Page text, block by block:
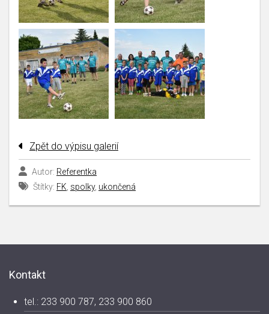
Zpět do výpisu galerií
Autor: Referentka
Štítky: FK spolky, ukončená
Kontakt
tel.: 233 900 787, 233 900 860